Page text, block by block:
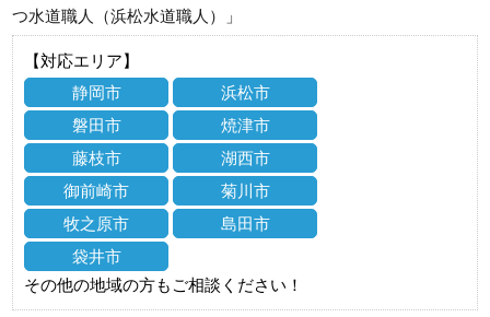
つ水道職人（浜松水道職人）」
【対応エリア】
静岡市
浜松市
磐田市
焼津市
藤枝市
湖西市
御前崎市
菊川市
牧之原市
島田市
袋井市
その他の地域の方もご相談ください！